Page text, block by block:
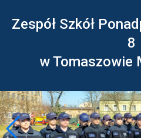
Zespół Szkół
8
w Tomaszowie